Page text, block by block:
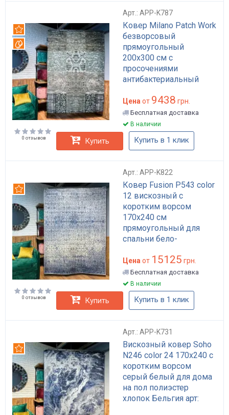
Арт.: APP-K787
Ковер Milano Patch Work
безворсовый
прямоугольный
200x300 см с
просочениями
антибактериальный
бирюзовый акрил
хлопок полиэстер для
дома в гостиную арт:
APP-K787
Рекомендуем
Вотерпруф
Цена от 9438 грн.
Бесплатная доставка
В наличии
0 отзывов Купить Купить в 1 клик
Арт.: APP-K822
Ковер Fusion P543 color
12 вискозный с
коротким ворсом
170x240 см
прямоугольный для
спальни бело-
APP-K822
Рекомендуем
Цена от 15125 грн.
Бесплатная доставка
В наличии
0 отзывов Купить Купить в 1 клик
Арт.: APP-K731
Вискозный ковер Soho
N246 color 24 170x240 с
коротким ворсом
серый белый для дома
на пол полиэстер
хлопок Бельгия арт:
Рекомендуем